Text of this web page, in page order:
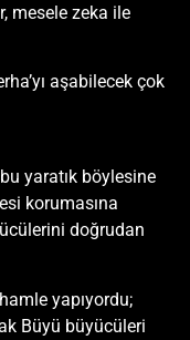
mesele zeka ile
aşabilecek çok
yaratık böylesine
korumasına
doğrudan
yapıyordu;
Büyü büyücüleri